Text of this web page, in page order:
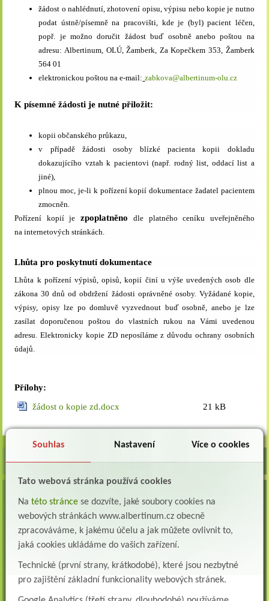
žádost o nahlédnutí, zhotovení opisu, výpisu nebo kopie je nutno
podat ústně/písemně na pracovišti, kde je (byl) pacient léčen,
popř. je možno doručit žádost buď osobně anebo poštou na
adresu: Albertinum, OLÚ, Žamberk, Za Kopečkem 353, Žamberk
564 01
elektronickou poštou na e-mail: zabkova@albertinum-olu.cz
K písemné žádosti je nutné přiložit:
kopii občanského průkazu,
v případě žádosti osoby blízké pacienta kopii dokladu
dokazujícího vztah k pacientovi (např. rodný list, oddací list a
jiné),
plnou moc, je-li k pořízení kopií dokumentace žadatel pacientem
zmocněn.
Pořízení kopií je zpoplatněnodle platného ceníku uveřejněného
na internetových stránkách.
Lhůta pro poskytnutí dokumentace
Lhůta k pořízení výpisů, opisů, kopií činí u výše uvedených osob dle
zákona 30 dnů od obdržení žádosti oprávněné osoby. Vyžádané kopie,
výpisy, opisy lze po domluvě vyzvednout buď osobně, anebo je lze
zasílat doporučenou poštou do vlastních rukou na Vámi uvedenou
adresu. Elektronicky kopie ZD neposíláme z důvodu ochrany osobních
údajů.
Přílohy:
žádost o kopie zd.docx
21 kB
Lékař oddělení následné a dlouhodobé péče (LDN)
Albertinum, odborný léčebný ústav, Žamberk přijme do pracovního poměru: Lékaře na
oddělení následné a dlouhodobé lůžkové...
Lékař na oddělení psychiatrie
Albertinum, odborný léčebný ústav, Žamberkpřijme do pracovního poměru: Lékaře na
oddělení psychiatrie ...
Souhlas Nastavení Více o cookies
Tato webová stránka používá cookies
Na této stránce se dozvíte, jaké soubory cookies na
webových stránkách www.albertinum.cz obecně
zpracováváme, k jakému účelu a jak můžete ovlivnit to,
jaká cookies ukládáme do vašich zařízení.
Technické (první strany, krátkodobé), které jsou nezbytné
pro zajištění základní funkcionality webových stránek.